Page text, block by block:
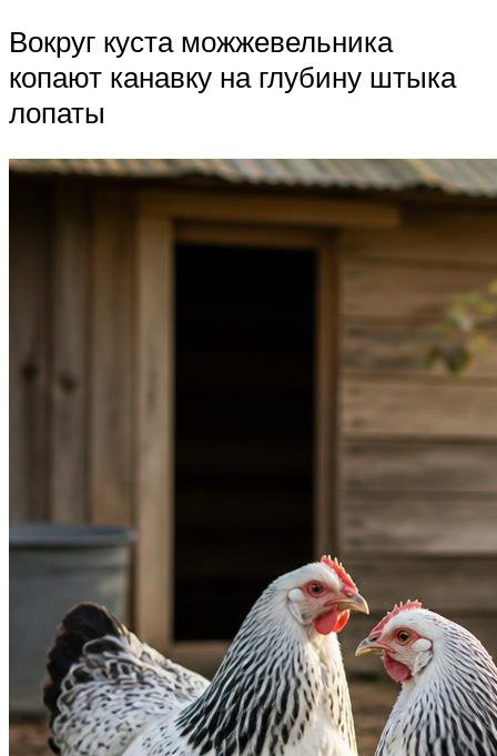
Вокруг куста можжевельника
копают канавку на глубину штыка
лопаты